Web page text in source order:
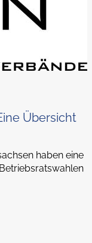
Übersicht
haben eine